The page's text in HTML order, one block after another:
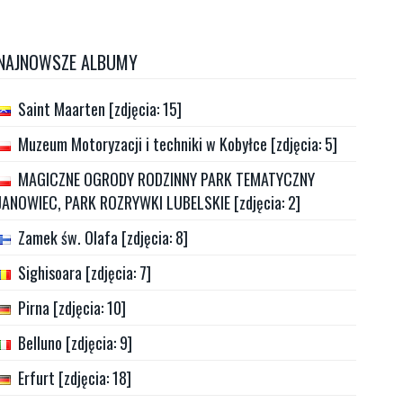
ALBUMY
Saint Maarten [zdjęcia: 15]
Muzeum Motoryzacji i techniki w Kobyłce [zdjęcia: 5]
MAGICZNE OGRODY RODZINNY PARK TEMATYCZNY
PARK ROZRYWKI LUBELSKIE [zdjęcia: 2]
Zamek św. Olafa [zdjęcia: 8]
Sighisoara [zdjęcia: 7]
Pirna [zdjęcia: 10]
Belluno [zdjęcia: 9]
Erfurt [zdjęcia: 18]